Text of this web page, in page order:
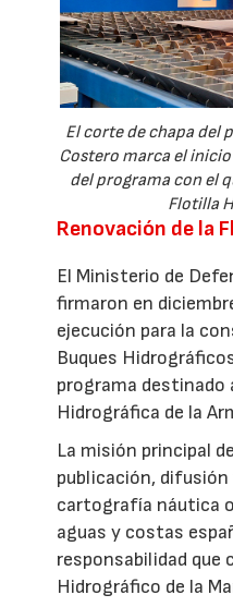
El corte de chapa del
Costero marca el
del programa con el
Flotilla
Renovación de la
El Ministerio de
firmaron en
ejecución para la
Buques
programa destinado
Hidrográfica de la
La misión principal
publicación,
cartografía náutica
aguas y costas
responsabilidad
Hidrográfico de la